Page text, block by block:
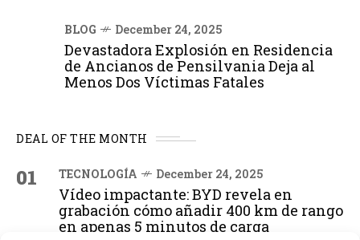
BLOG December 24, 2025
Devastadora Explosión en Residencia
de Ancianos de Pensilvania Deja al
Menos Dos Víctimas Fatales
DEAL OF THE MONTH
01 TECNOLOGÍA December 24, 2025
Vídeo impactante: BYD revela en
grabación cómo añadir 400 km de rango
en apenas 5 minutos de carga